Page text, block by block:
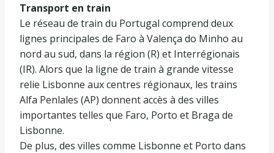
Transport en train
Le réseau de train du Portugal comprend deux
lignes principales de Faro à Valença do Minho au
nord au sud, dans la région (R) et Interrégionais
(IR). Alors que la ligne de train à grande vitesse
relie Lisbonne aux centres régionaux, les trains
Alfa Penlales (AP) donnent accès à des villes
importantes telles que Faro, Porto et Braga de
Lisbonne.
De plus, des villes comme Lisbonne et Porto dans